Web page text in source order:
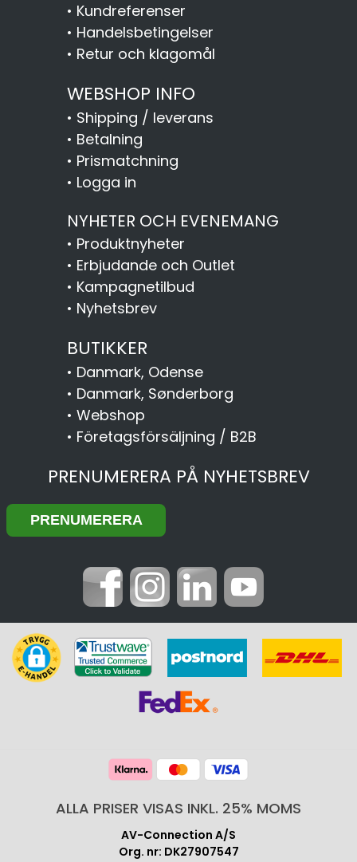
• Kundreferenser
• Handelsbetingelser
• Retur och klagomål
WEBSHOP INFO
• Shipping / leverans
• Betalning
• Prismatchning
• Logga in
NYHETER OCH EVENEMANG
• Produktnyheter
• Erbjudande och Outlet
• Kampagnetilbud
• Nyhetsbrev
BUTIKKER
• Danmark, Odense
• Danmark, Sønderborg
• Webshop
• Företagsförsäljning / B2B
PRENUMERERA PÅ NYHETSBREV
ALLA PRISER VISAS INKL. 25% MOMS
AV-Connection A/S
Org. nr: DK27907547